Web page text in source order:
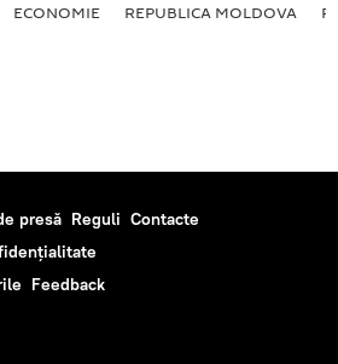
ECONOMIE REPUBLICA MOLDOVA
presă Reguli Contacte
Feedback